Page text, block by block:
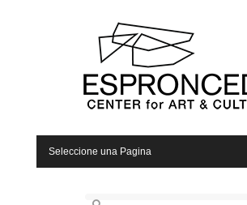
Seleccione una Pagina